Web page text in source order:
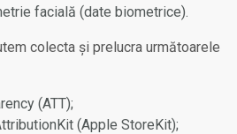
facială (date biometrice).
colecta și prelucra următoarele
(ATT);
(Apple StoreKit);